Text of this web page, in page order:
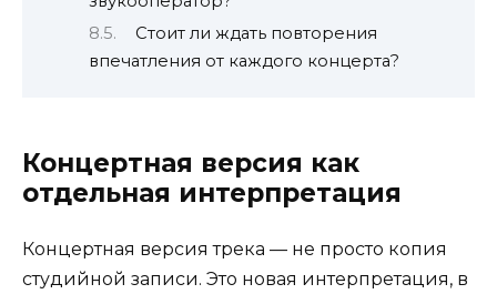
Стоит ли ждать повторения
впечатления от каждого концерта?
Концертная версия как
отдельная интерпретация
Концертная версия трека — не просто копия
студийной записи. Это новая интерпретация, в